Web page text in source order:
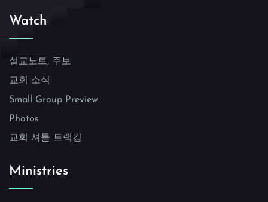
Watch
설교노트, 주보
교회 소식
Small Group Preview
Photos
교회 셔틀 트랙킹
Ministries